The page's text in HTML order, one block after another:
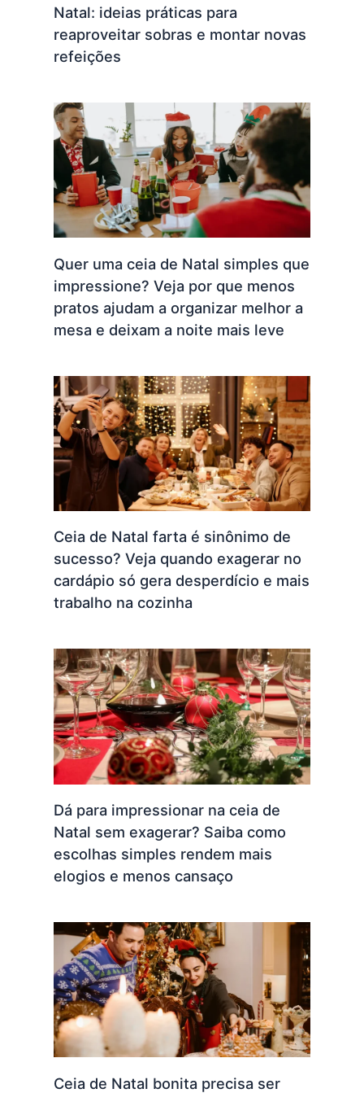
Natal: ideias práticas para
reaproveitar sobras e montar novas
refeições
Quer uma ceia de Natal simples que
impressione? Veja por que menos
pratos ajudam a organizar melhor a
mesa e deixam a noite mais leve
Ceia de Natal farta é sinônimo de
sucesso? Veja quando exagerar no
cardápio só gera desperdício e mais
trabalho na cozinha
Dá para impressionar na ceia de
Natal sem exagerar? Saiba como
escolhas simples rendem mais
elogios e menos cansaço
Ceia de Natal bonita precisa ser